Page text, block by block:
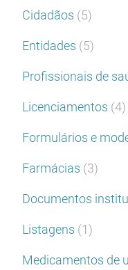
Cidadãos (5)
Entidades (5)
Profissionais de
Licenciamentos (4)
Formulários e
Farmácias (3)
Documentos
Listagens (1)
Medicamentos de